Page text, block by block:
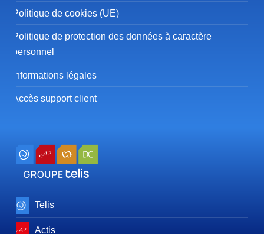
Politique de cookies (UE)
Politique de protection des données à caractère
personnel
Informations légales
Accès support client
Telis
Actis